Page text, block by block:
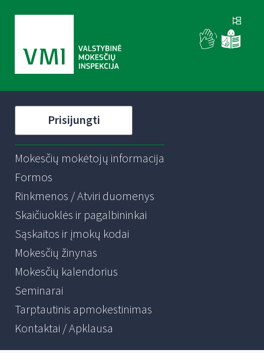
Prisijungti
Mokesčių mokėtojų informacija
Formos
Rinkmenos / Atviri duomenys
Skaičiuoklės ir pagalbininkai
Sąskaitos ir įmokų kodai
Mokesčių žinynas
Mokesčių kalendorius
Seminarai
Tarptautinis apmokestinimas
Kontaktai / Apklausa